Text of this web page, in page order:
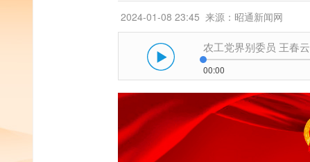
2024-01-08 23:45 来源：昭通新闻网
农工党界别委员 王春云
00:00